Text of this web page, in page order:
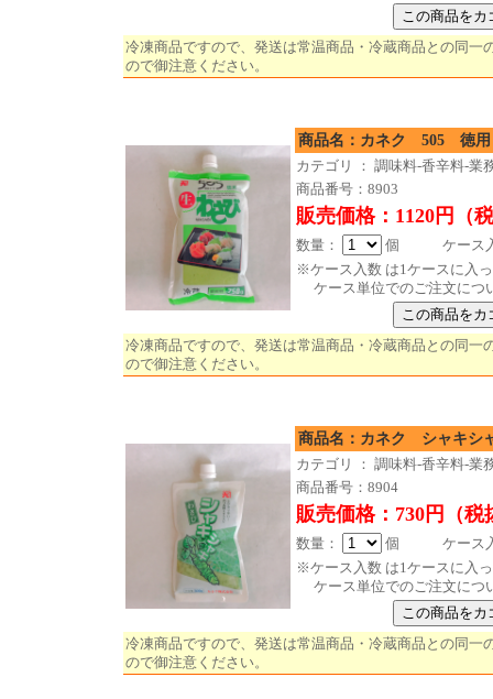
冷凍商品ですので、発送は常温商品・冷蔵商品との同一
ので御注意ください。
商品名：カネク 505 徳
カテゴリ ： 調味料-香辛料-業
商品番号：8903
販売価格：1120円（
数量：
個 ケース入
※ケース入数 は1ケースに入
ケース単位でのご注文につ
冷凍商品ですので、発送は常温商品・冷蔵商品との同一
ので御注意ください。
商品名：カネク シャキシ
カテゴリ ： 調味料-香辛料-業
商品番号：8904
販売価格：730円（税
数量：
個 ケース入
※ケース入数 は1ケースに入
ケース単位でのご注文につ
冷凍商品ですので、発送は常温商品・冷蔵商品との同一
ので御注意ください。